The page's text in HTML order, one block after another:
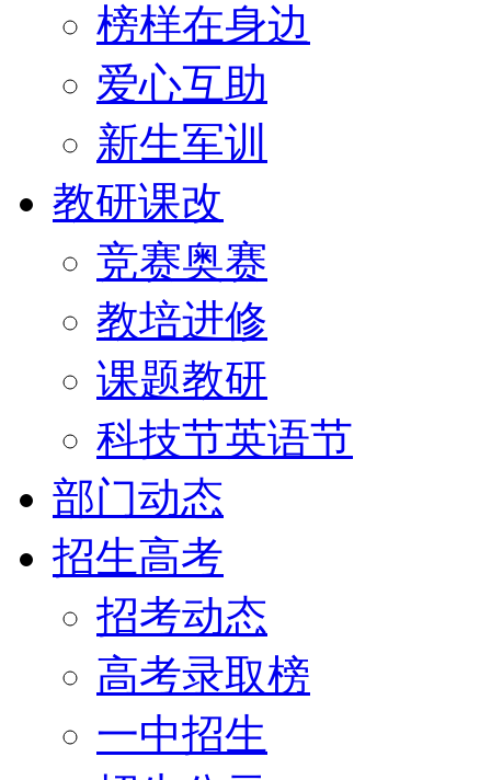
榜样在身边
爱心互助
新生军训
教研课改
竞赛奥赛
教培进修
课题教研
科技节英语节
部门动态
招生高考
招考动态
高考录取榜
一中招生